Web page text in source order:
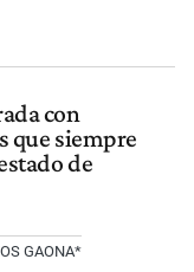
con
que siempre
de
GAONA*